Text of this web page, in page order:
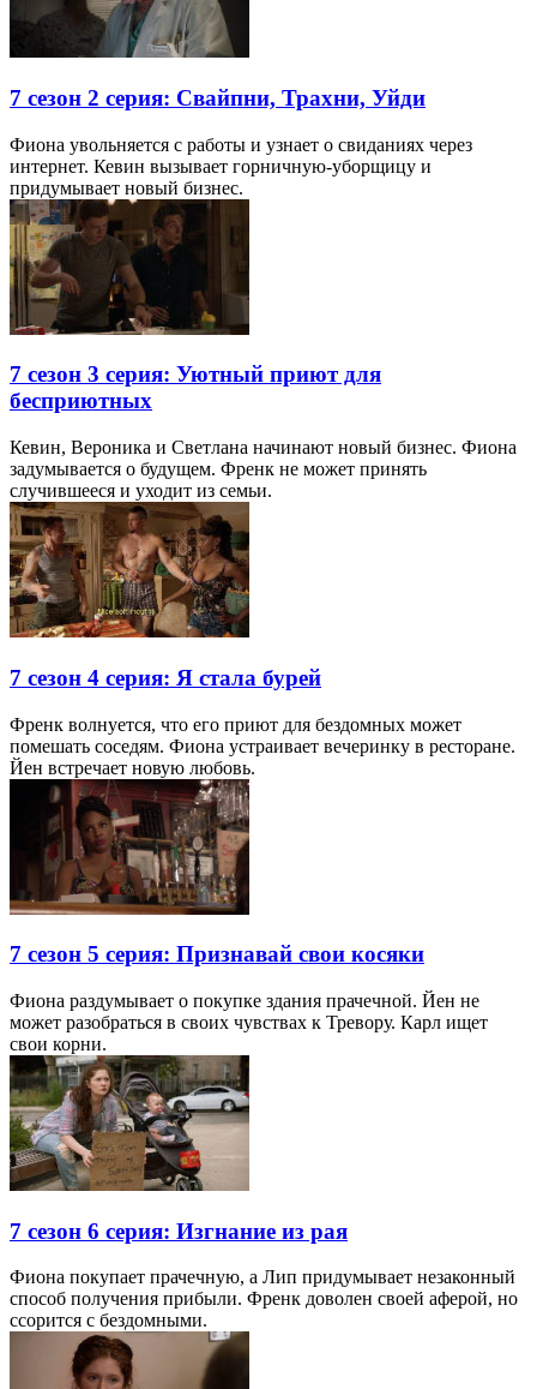
7 сезон 2 серия: Свайпни, Трахни, Уйди
Фиона увольняется с работы и узнает о свиданиях через
интернет. Кевин вызывает горничную-уборщицу и
придумывает новый бизнес.
7 сезон 3 серия: Уютный приют для
бесприютных
Кевин, Вероника и Светлана начинают новый бизнес. Фиона
задумывается о будущем. Френк не может принять
случившееся и уходит из семьи.
7 сезон 4 серия: Я стала бурей
Френк волнуется, что его приют для бездомных может
помешать соседям. Фиона устраивает вечеринку в ресторане.
Йен встречает новую любовь.
7 сезон 5 серия: Признавай свои косяки
Фиона раздумывает о покупке здания прачечной. Йен не
может разобраться в своих чувствах к Тревору. Карл ищет
свои корни.
7 сезон 6 серия: Изгнание из рая
Фиона покупает прачечную, а Лип придумывает незаконный
способ получения прибыли. Френк доволен своей аферой, но
ссорится с бездомными.